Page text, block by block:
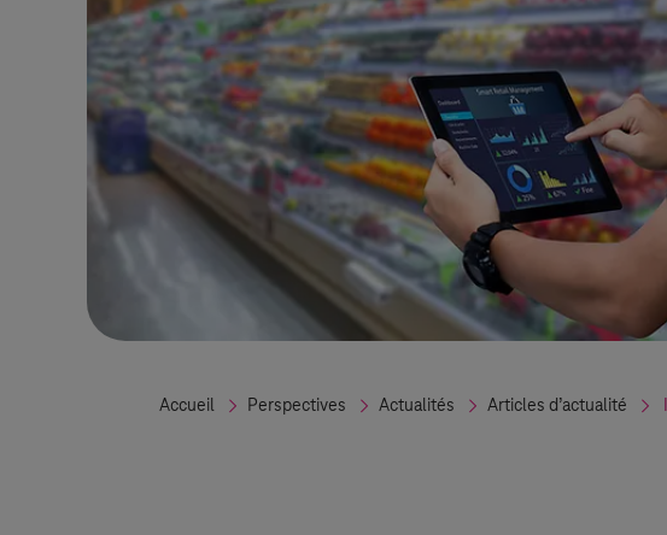
Accueil Perspectives Actualités Articles d’actualité